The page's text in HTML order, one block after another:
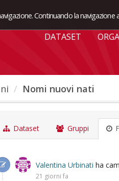
Continuando la
DATASET
Nomi nuovi nati
Dataset Gruppi
Valentina Urbinati ha
21 giorni fa